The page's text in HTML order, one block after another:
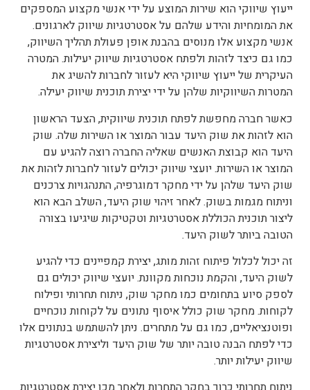
ייעוץ שיווקי הוא שירות המוצע על ידי אנשי מקצוע המספקים
את המומחיות והידע שלהם על אסטרטגיות שיווק לארגונים.
אנשי מקצוע אלו מנוסים בהבנת אופן פעולת תהליך השיווק,
כמו גם כיצד לזהות ולפתח אסטרטגיות שיווק יעילות. המטרה
העיקרית של ייעוץ שיווקי היא לעזור לחברות להשיג את
המטרות השיווקיות שלהן על ידי יצירת תוכנית שיווק יעילה.
כאשר חברה מחפשת לפתח תוכנית שיווקית, הצעד הראשון
הוא לזהות את שוק היעד עבור המוצר או השירות שלה. שוק
היעד הוא קבוצת האנשים שאליה החברה רוצה להגיע עם
המוצר או השירות. יועצי שיווק יכולים לעזור לחברות לזהות את
שוק היעד שלהן על ידי מחקר דמוגרפיה, התנהגויות צרכנים
וניתוח מגמות בשוק. לאחר זיהוי שוק היעד, השלב הבא הוא
ליצור תוכנית הכוללת אסטרטגיות וטקטיקות שיגיעו בצורה
הטובה ביותר לשוק היעד.
זה יכול לכלול פיתוח זהות מותג, יצירת קמפיינים כדי להגיע
לשוק היעד, והקמת נוכחות מקוונת. יועצי שיווק יכולים גם
לספק סיוע בתחומים כמו מחקר שוק, ניתוח תחרותי ופילוח
לקוחות. מחקר שוק כולל איסוף נתונים על לקוחות נוכחיים
ופוטנציאליים, כמו גם על מתחרים. ניתן להשתמש בנתונים אלו
כדי לפתח הבנה טובה יותר של שוק היעד וליצירת אסטרטגיות
שיווק יעילות יותר.